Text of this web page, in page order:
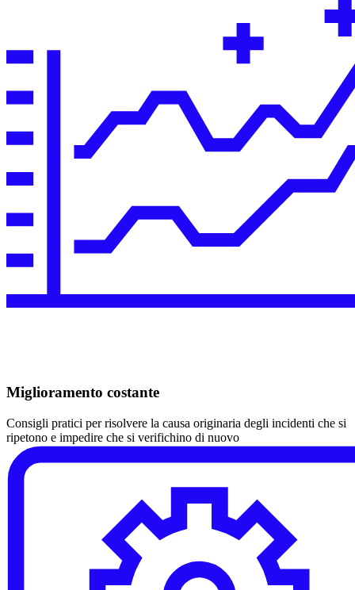
Miglioramento costante
Consigli pratici per risolvere la causa originaria degli incidenti che si
ripetono e impedire che si verifichino di nuovo